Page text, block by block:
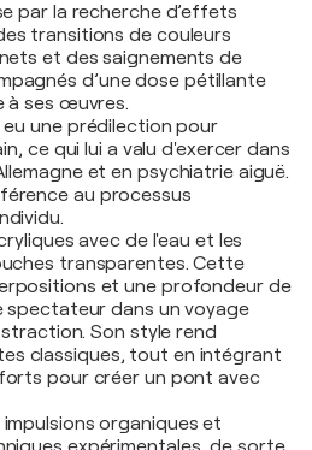
par la recherche d’effets
transitions de couleurs
et des saignements de
d’une dose pétillante
à ses œuvres.
une prédilection pour
ce qui lui a valu d'exercer dans
et en psychiatrie aiguë.
au processus
avec de l'eau et les
transparentes. Cette
et une profondeur de
spectateur dans un voyage
Son style rend
classiques, tout en intégrant
pour créer un pont avec
organiques et